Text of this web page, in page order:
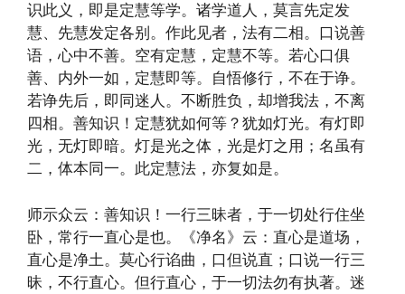
识此义，即是定慧等学。诸学道人，莫言先定发
慧、先慧发定各别。作此见者，法有二相。口说善
语，心中不善。空有定慧，定慧不等。若心口俱
善、内外一如，定慧即等。自悟修行，不在于诤。
若诤先后，即同迷人。不断胜负，却增我法，不离
四相。善知识！定慧犹如何等？犹如灯光。有灯即
光，无灯即暗。灯是光之体，光是灯之用；名虽有
二，体本同一。此定慧法，亦复如是。
师示众云：善知识！一行三昧者，于一切处行住坐
卧，常行一直心是也。《净名》云：直心是道场，
直心是净土。莫心行谄曲，口但说直；口说一行三
昧，不行直心。但行直心，于一切法勿有执著。迷